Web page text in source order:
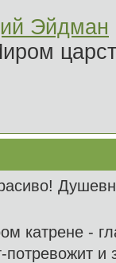
Эйдман
катрене -
потревожит и